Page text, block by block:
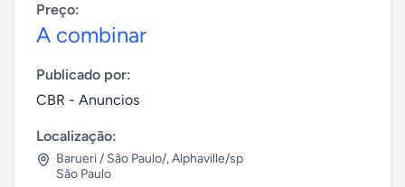
Preço:
A combinar
Publicado por:
CBR - Anuncios
Localização:
Barueri / São Paulo/,Alphaville/sp
São Paulo